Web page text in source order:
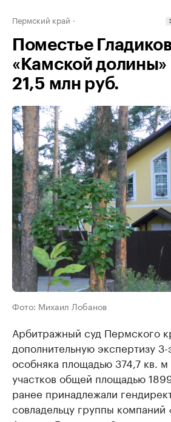
Пермский край
Поместье
«Камской долины»
21,5 млн руб.
Фото: Михаил Лобанов
Арбитражный суд Пермского
дополнительную экспертизу
особняка площадью 374,7 кв.
участков общей площадью
ранее принадлежали
совладельцу группы компаний